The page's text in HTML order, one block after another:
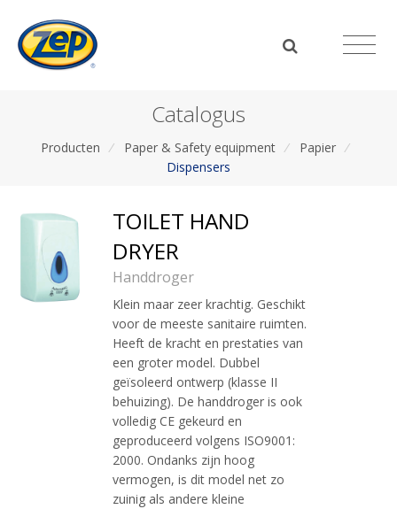
Catalogus
Producten / Paper & Safety equipment / Papier /
Dispensers
TOILET HAND
DRYER
Handdroger
Klein maar zeer krachtig. Geschikt
voor de meeste sanitaire ruimten.
Heeft de kracht en prestaties van
een groter model. Dubbel
geïsoleerd ontwerp (klasse II
behuizing). De handdroger is ook
volledig CE gekeurd en
geproduceerd volgens ISO9001:
2000. Ondanks zijn hoog
vermogen, is dit model net zo
zuinig als andere kleine